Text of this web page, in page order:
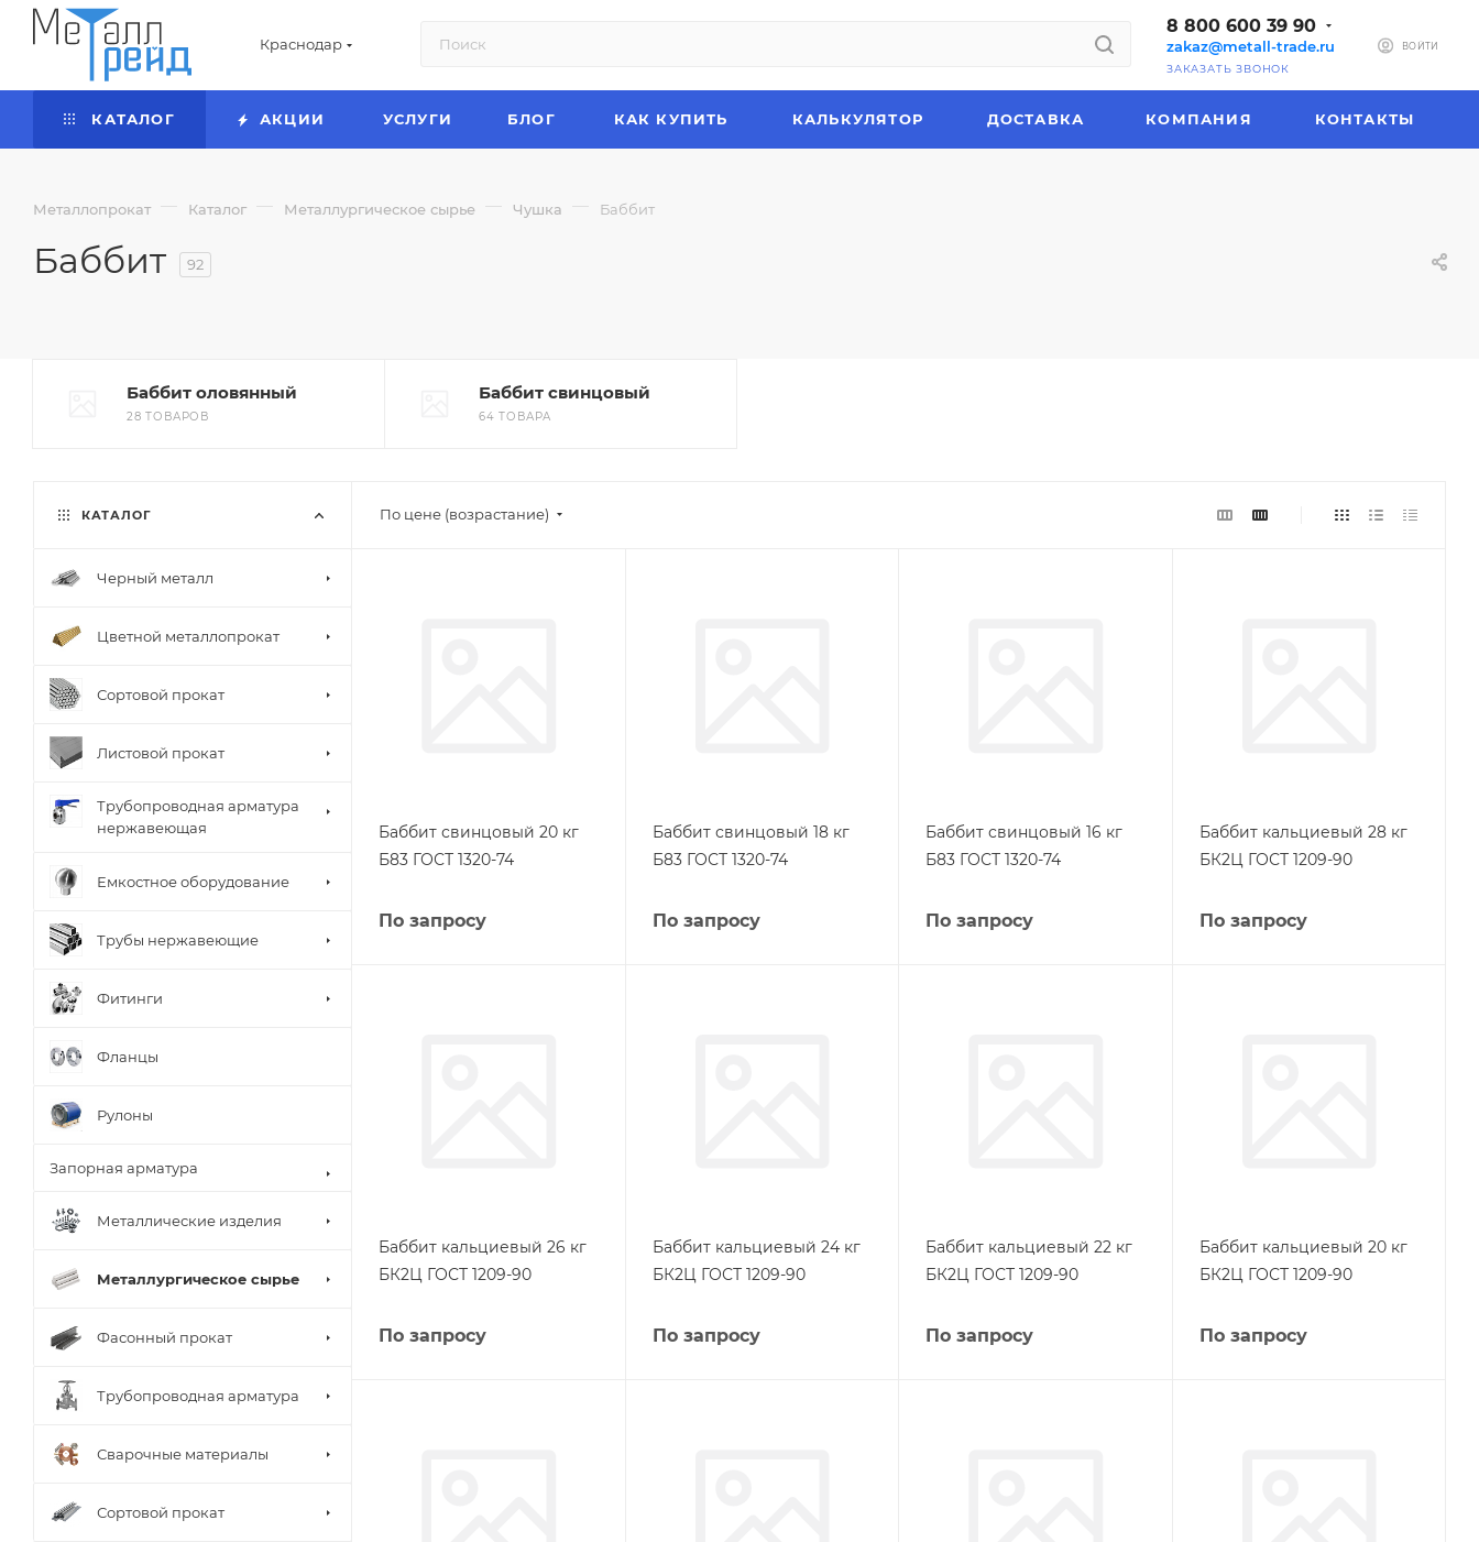
Краснодар
8 800 600 39 90
zakaz@metall-trade.ru
ЗАКАЗАТЬ ЗВОНОК
ВОЙТИ
КАТАЛОГ АКЦИИ УСЛУГИ БЛОГ КАК КУПИТЬ КАЛЬКУЛЯТОР ДОСТАВКА КОМПАНИЯ КОНТАКТЫ
Металлопрокат — Каталог — Металлургическое сырье — Чушка — Баббит
Баббит 92
Баббит оловянный
28 ТОВАРОВ
Баббит свинцовый
64 ТОВАРА
По цене (возрастание)
Баббит свинцовый 20 кг
Б83 ГОСТ 1320-74
По запросу
Баббит свинцовый 18 кг
Б83 ГОСТ 1320-74
По запросу
Баббит свинцовый 16 кг
Б83 ГОСТ 1320-74
По запросу
Баббит кальциевый 28 кг
БК2Ц ГОСТ 1209-90
По запросу
Баббит кальциевый 26 кг
БК2Ц ГОСТ 1209-90
По запросу
Баббит кальциевый 24 кг
БК2Ц ГОСТ 1209-90
По запросу
Баббит кальциевый 22 кг
БК2Ц ГОСТ 1209-90
По запросу
Баббит кальциевый 20 кг
БК2Ц ГОСТ 1209-90
По запросу
КАТАЛОГ
Черный металл
Цветной металлопрокат
Сортовой прокат
Листовой прокат
Трубопроводная арматура
нержавеющая
Емкостное оборудование
Трубы нержавеющие
Фитинги
Фланцы
Рулоны
Запорная арматура
Металлические изделия
Металлургическое сырье
Фасонный прокат
Трубопроводная арматура
Сварочные материалы
Сортовой прокат